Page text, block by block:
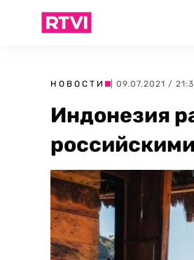
НОВОСТИ | 09.07.2021 /
Индонезия